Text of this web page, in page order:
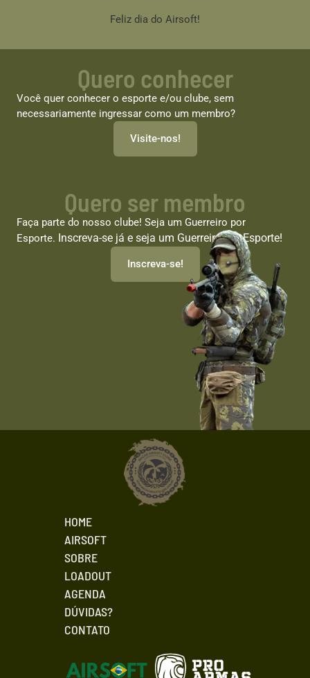
Feliz dia do Airsoft!
Quero conhecer
Você quer conhecer o esporte e/ou clube, sem
necessariamente ingressar como um membro?
Visite-nos!
Quero ser membro
Faça parte do nosso clube! Seja um Guerreiro por
Esporte. Inscreva-se já e seja um Guerreiro por Esporte!
Inscreva-se!
HOME
AIRSOFT
SOBRE
LOADOUT
AGENDA
DÚVIDAS?
CONTATO